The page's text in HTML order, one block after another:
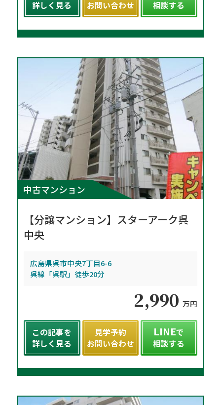
詳しく見る お問い合わせ 相談する
中古マンション
【分譲マンション】スターアーク呉
中央
広島県呉市中央7丁目6-6
呉線「呉駅」徒歩20分
2,990 万円
この記事を
詳しく見る
見学予約
お問い合わせ
LINEで
相談する